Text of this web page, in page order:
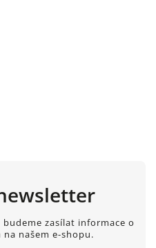
zasílat informace o
našem e-shopu.